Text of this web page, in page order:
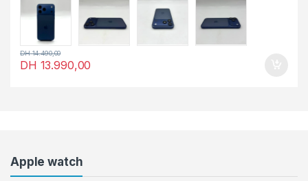
DH 13.990,00
DH14.490,00
Apple watch